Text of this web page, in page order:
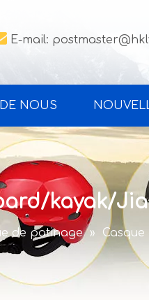
E-mail:
NOUS
kayak/
de patinage »